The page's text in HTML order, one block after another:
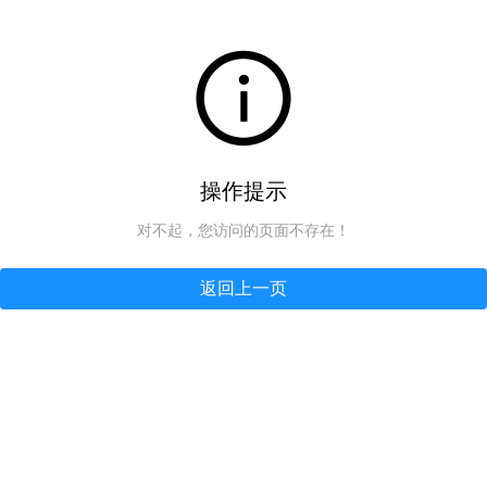
操作提示
对不起，您访问的页面不存在！
返回上一页